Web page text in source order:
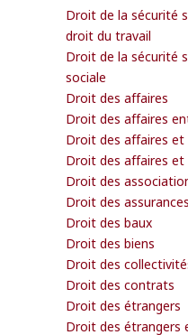
Droit de la sécurité
droit du travail
Droit de la sécurité
sociale
Droit des affaires
Droit des affaires
Droit des affaires et
Droit des affaires et
Droit des
Droit des assurances
Droit des baux
Droit des biens
Droit des
Droit des contrats
Droit des étrangers
Droit des étrangers